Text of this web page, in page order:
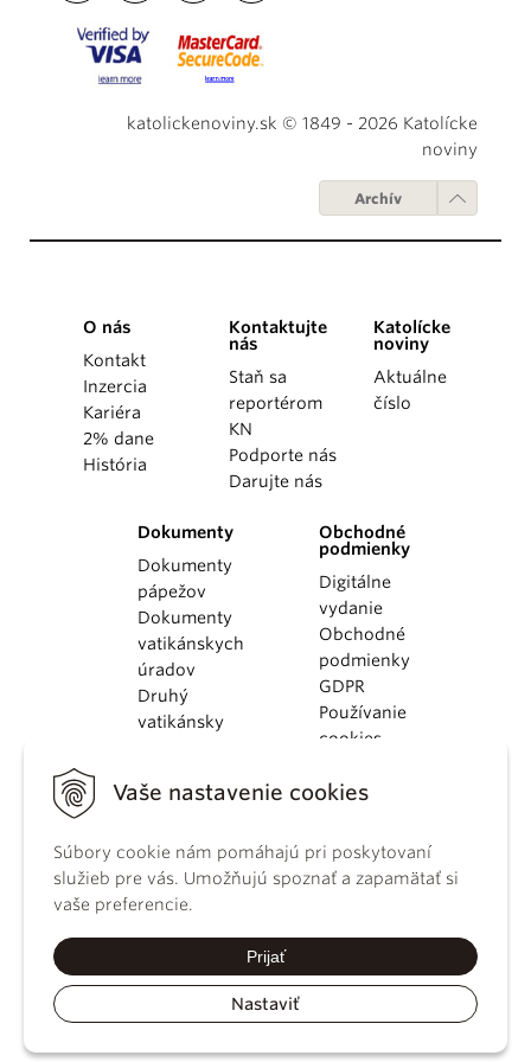
Vaše nastavenie cookies
Súbory cookie nám pomáhajú pri poskytovaní
služieb pre vás. Umožňujú spoznať a zapamätať si
vaše preferencie.
Prijať
Nastaviť
katolickenoviny.sk © 1849 - 2026 Katolícke
noviny
Archív
O nás
Kontakt
Inzercia
Kariéra
2% dane
História
Kontaktujte
nás
Staň sa
reportérom
KN
Podporte nás
Darujte nás
Katolícke
noviny
Aktuálne
číslo
Dokumenty
Dokumenty
pápežov
Dokumenty
vatikánskych
úradov
Druhý
vatikánsky
KBS
kánonického
práva
Katechizmus
Obchodné
podmienky
Digitálne
vydanie
Obchodné
podmienky
GDPR
Používanie
cookies